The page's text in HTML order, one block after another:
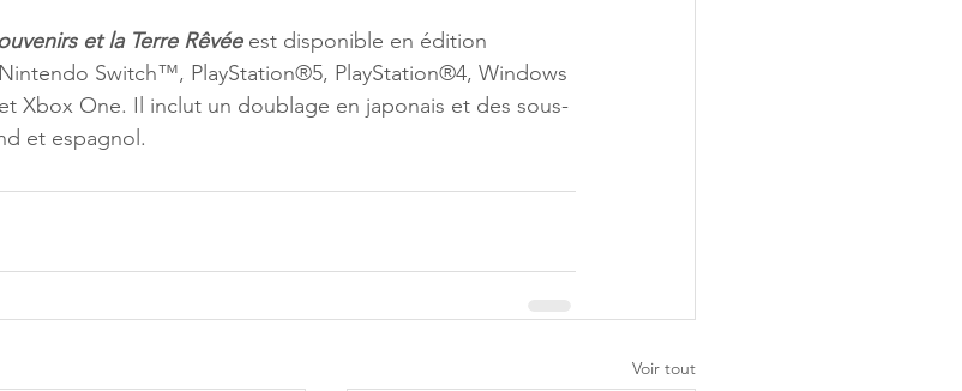
et la Terre Rêvée est disponible en édition
Switch™, PlayStation®5, PlayStation®4, Windows
Xbox One. Il inclut un doublage en japonais et des sous-
et espagnol.
Voir tout